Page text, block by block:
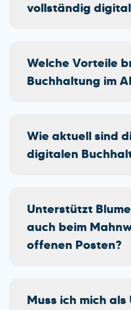
vollständig
Welche Vorteile
Buchhaltung im
Wie aktuell sind
digitalen
Unterstützt
auch beim
offenen Posten?
Muss ich mich